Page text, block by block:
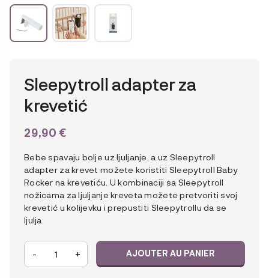
Sleepytroll adapter za
krevetić
29,90 €
Bebe spavaju bolje uz ljuljanje, a uz Sleepytroll
adapter za krevet možete koristiti Sleepytroll Baby
Rocker na krevetiću. U kombinaciji sa Sleepytroll
nožicama za ljuljanje kreveta možete pretvoriti svoj
krevetić u kolijevku i prepustiti Sleepytrollu da se
ljulja.
quantité
de- + AJOUTER AU PANIER